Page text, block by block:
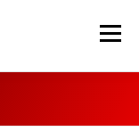
Menü